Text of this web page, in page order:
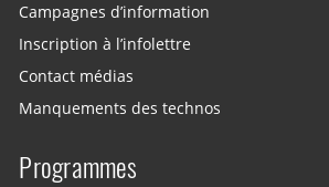
Campagnes d’information
Inscription à l’infolettre
Contact médias
Manquements des technos
Programmes